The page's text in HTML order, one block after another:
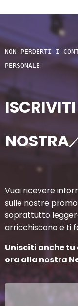
NON PERDERTI I
PERSONALE
NOSTRA
Vuoi ricevere
sulle nostre
soprattutto
arricchiscono e ti
Unisciti anche
ora alla nostra